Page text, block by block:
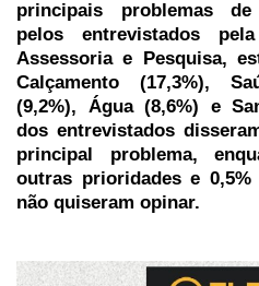
principais problemas de
pelos entrevistados
Assessoria e Pesquisa,
Calçamento (17,3%),
(9,2%), Água (8,6%) e
dos entrevistados
principal problema,
outras prioridades e
não quiseram opinar.